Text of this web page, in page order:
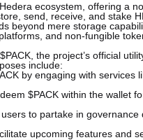
ecosystem, offering a
send, receive, and stake
beyond mere storage
and non-fungible
the project’s official
include:
by engaging with services
$PACK within the wallet
to partake in
upcoming features and